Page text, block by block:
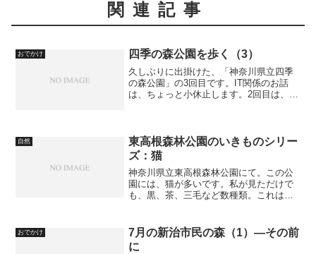
関連記事
おでかけ 四季の森公園を歩く（3）
久しぶりに出掛けた、「神奈川県立四季
の森公園」の3回目です。IT関係のお話
は、ちょっと小休止します。2回目は、こ
そびの森」から「春...
自然
東高根森林公園のいきものシリー
ズ：猫
神奈川県立東高根森林公園にて。この公
園には、猫が多いです。私が見ただけで
も、黒、茶、三毛など数種類。これは三
見えないようです。もと飼い猫だったよ
うに思いますが、公園で...
おでかけ
7月の新治市民の森（1）―その前
に